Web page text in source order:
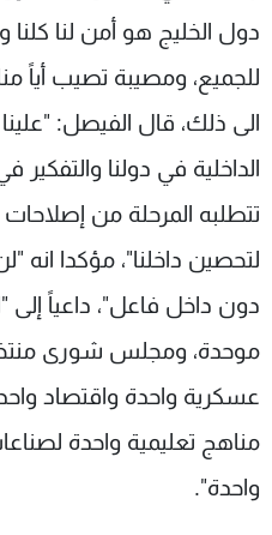
دول الخليج هو أمن لنا كلنا
للجميع، ومصيبة تصيب أياً
الى ذلك، قال الفيصل: "علينا
الداخلية في دولنا والتفكير
تتطلبه المرحلة من
لتحصين داخلنا"، مؤكدا انه
دون داخل فاعل"، داعياً إلى
موحدة، ومجلس شورى
عسكرية واحدة واقتصاد
مناهج تعليمية واحدة
واحدة".
عن MTV
الإنـتـاج